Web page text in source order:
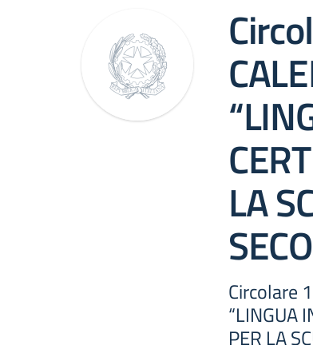
LA
Circolare
“LINGUA
PER LA